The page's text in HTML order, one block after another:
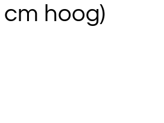
hoog)